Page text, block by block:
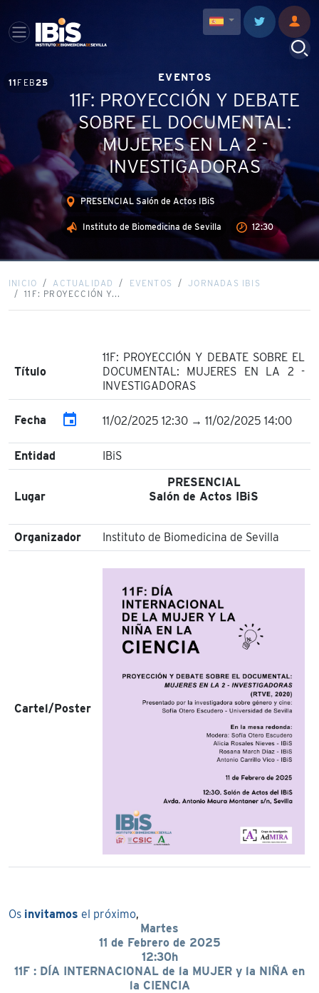
11 FEB 25 EVENTOS
11F: PROYECCIÓN Y DEBATE
SOBRE EL DOCUMENTAL:
MUJERES EN LA 2 -
INVESTIGADORAS
PRESENCIAL Salón de Actos IBiS
Instituto de Biomedicina de Sevilla 12:30
INICIO ACTUALIDAD EVENTOS
JORNADAS IBIS
11F: PROYECCIÓN Y...
Título
11F: PROYECCIÓN Y DEBATE SOBRE EL
DOCUMENTAL: MUJERES EN LA 2 -
INVESTIGADORAS
Fecha event 11/02/2025 12:30 → 11/02/2025 14:00
Entidad IBiS
Lugar
PRESENCIAL
Salón de Actos IBiS
Organizador Instituto de Biomedicina de Sevilla
Cartel/Poster
Os invitamos el próximo,
Martes
11 de Febrero de 2025
12:30h
11F : DÍA INTERNACIONAL de la MUJER y la NIÑA en
la CIENCIA